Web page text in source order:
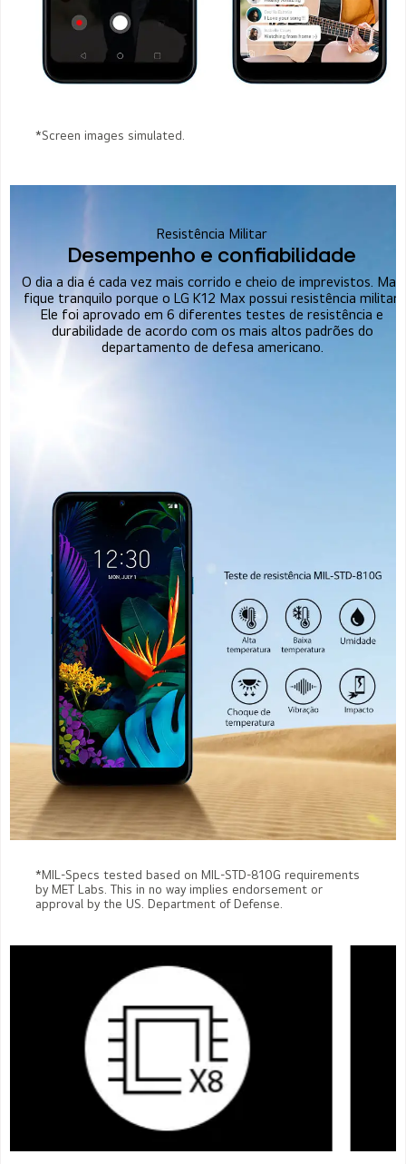
*Screen images simulated.
Resistência Militar
Desempenho e confiabilidade
O dia a dia é cada vez mais corrido e cheio de imprevistos. Mas
fique tranquilo porque o LG K12 Max possui resistência militar.
Ele foi aprovado em 6 diferentes testes de resistência e
durabilidade de acordo com os mais altos padrões do
departamento de defesa americano.
*MIL-Specs tested based on MIL-STD-810G requirements
by MET Labs. This in no way implies endorsement or
approval by the US. Department of Defense.